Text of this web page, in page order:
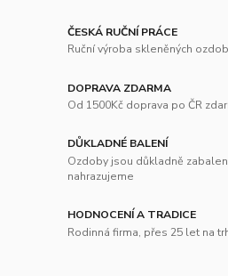
ČESKÁ RUČNÍ PRÁCE
Ruční výroba skleněných
DOPRAVA ZDARMA
Od 1500Kč doprava po ČR
DŮKLADNÉ BALENÍ
Ozdoby jsou důkladně
nahrazujeme
HODNOCENÍ A TRADICE
Rodinná firma, přes 25 let na